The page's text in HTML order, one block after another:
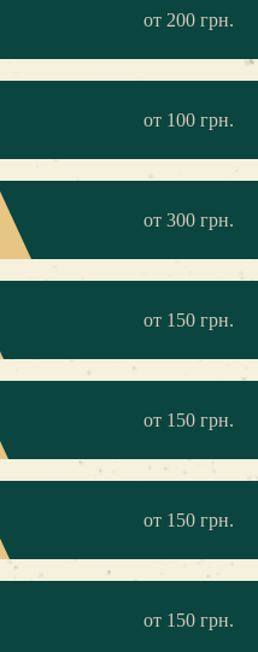
от 200 грн.
от 100 грн.
от 300 грн.
от 150 грн.
от 150 грн.
от 150 грн.
от 150 грн.